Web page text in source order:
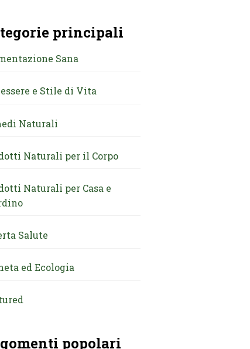
principali
Sana
e Stile di Vita
Naturali
Naturali per il Corpo
Naturali per Casa e
Salute
ed Ecologia
popolari